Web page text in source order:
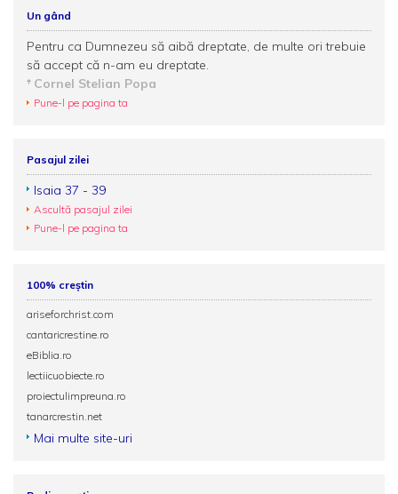
Un gând
Pentru ca Dumnezeu să aibă dreptate, de multe ori trebuie
să accept că n-am eu dreptate.
Cornel Stelian Popa
Pune-l pe pagina ta
Pasajul zilei
Isaia 37 - 39
Ascultă pasajul zilei
Pune-l pe pagina ta
100% creștin
ariseforchrist.com
cantaricrestine.ro
eBiblia.ro
lectiicuobiecte.ro
proiectulimpreuna.ro
tanarcrestin.net
Mai multe site-uri